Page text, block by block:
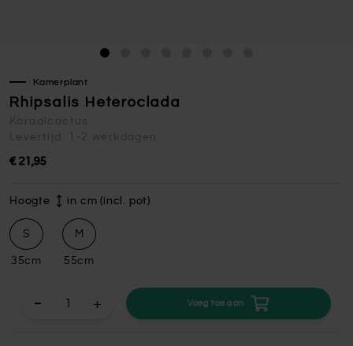
Kamerplant
Rhipsalis Heteroclada
Koraalcactus
Levertijd: 1-2 werkdagen
€ 21,95
Hoogte in cm (incl. pot)
S
35cm
M
55cm
+ Voeg toe aan